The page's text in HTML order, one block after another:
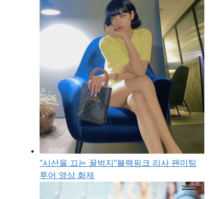
“시선을 끄는 꿀벅지”블랙핑크 리사 팬미팅
투어 영상 화제